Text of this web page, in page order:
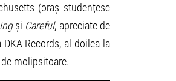
(oraș studențesc
și Careful, apreciate de
Records, al doilea la
molipsitoare.